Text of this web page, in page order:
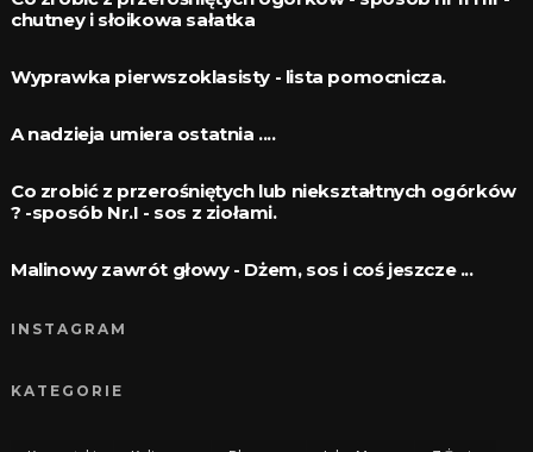
chutney i słoikowa sałatka
Wyprawka pierwszoklasisty - lista pomocnicza.
A nadzieja umiera ostatnia ....
Co zrobić z przerośniętych lub niekształtnych ogórków
? -sposób Nr.I - sos z ziołami.
Malinowy zawrót głowy - Dżem, sos i coś jeszcze ...
INSTAGRAM
KATEGORIE